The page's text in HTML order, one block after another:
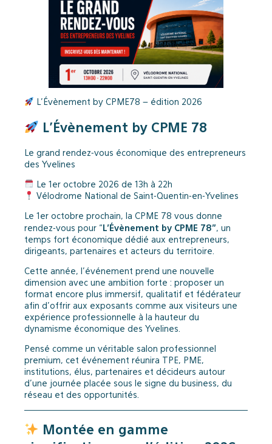
L’Évènement by CPME78 – édition 2026
L’Évènement by CPME 78
Le grand rendez-vous économique des entrepreneurs
des Yvelines
Le 1er octobre 2026 de 13h à 22h
Vélodrome National de Saint-Quentin-en-Yvelines
Le 1er octobre prochain, la CPME 78 vous donne
rendez-vous pour “L’Évènement by CPME 78”, un
temps fort économique dédié aux entrepreneurs,
dirigeants, partenaires et acteurs du territoire.
Cette année, l’événement prend une nouvelle
dimension avec une ambition forte : proposer un
format encore plus immersif, qualitatif et fédérateur
afin d’offrir aux exposants comme aux visiteurs une
expérience professionnelle à la hauteur du
dynamisme économique des Yvelines.
Pensé comme un véritable salon professionnel
premium, cet événement réunira TPE, PME,
institutions, élus, partenaires et décideurs autour
d’une journée placée sous le signe du business, du
réseau et des opportunités.
Montée en gamme